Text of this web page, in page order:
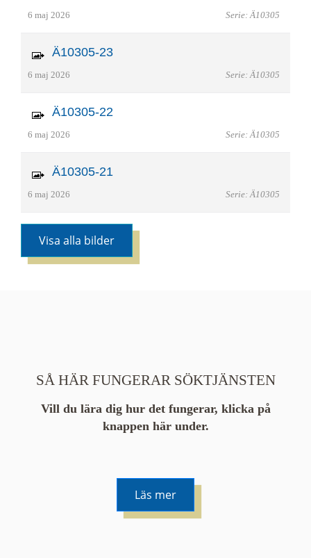
6 maj 2026 Serie: Ä10305
Ä10305-23
6 maj 2026 Serie: Ä10305
Ä10305-22
6 maj 2026 Serie: Ä10305
Ä10305-21
6 maj 2026 Serie: Ä10305
Visa alla bilder
SÅ HÄR FUNGERAR SÖKTJÄNSTEN
Vill du lära dig hur det fungerar, klicka på
knappen här under.
Läs mer